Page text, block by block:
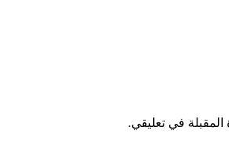
المقبلة في تعليقي.